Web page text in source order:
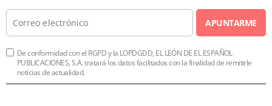
APUNTARME
De conformidad con el RGPD y la LOPDGDD, EL LEÓN DE EL ESPAÑOL
PUBLICACIONES, S.A. tratará los datos facilitados con la finalidad de remitirle
noticias de actualidad.